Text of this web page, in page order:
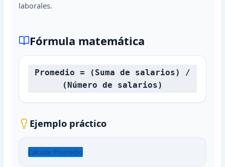
laborales.
Fórmula matemática
Promedio = (Suma de salarios) /
(Número de salarios)
Ejemplo práctico
Calcular Promedio